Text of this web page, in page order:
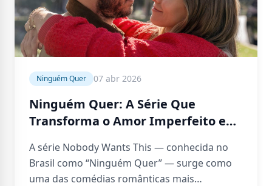
Ninguém Quer 07 abr 2026
Ninguém Quer: A Série Que
Transforma o Amor Imperfeito em
A série Nobody Wants This — conhecida no
Brasil como “Ninguém Quer” — surge como
uma das comédias românticas mais